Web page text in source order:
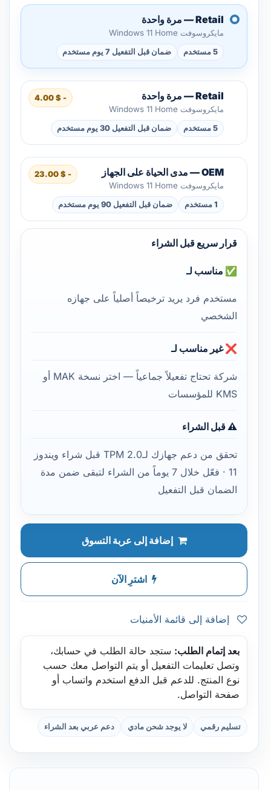
Retail — مرة واحدة
مايكروسوفت Windows 11 Home
5 مستخدم ضمان قبل التفعيل 7 يوم مستخدم
Retail — مرة واحدة
مايكروسوفت Windows 11 Home
- $ 4.00
5 مستخدم ضمان قبل التفعيل 30 يوم مستخدم
OEM — مدى الحياة على الجهاز
مايكروسوفت Windows 11 Home
- $ 23.00
1 مستخدم ضمان قبل التفعيل 90 يوم مستخدم
قرار سريع قبل الشراء
✅ مناسب لـ
مستخدم فرد يريد ترخيصاً أصلياً على جهازه
الشخصي
❌ غير مناسب لـ
شركة تحتاج تفعيلاً جماعياً — اختر نسخة MAK أو
KMS للمؤسسات
⚠️ قبل الشراء
تحقق من دعم جهازك لـTPM 2.0 قبل شراء ويندوز
11 · فعّل خلال 7 يوماً من الشراء لتبقى ضمن مدة
الضمان قبل التفعيل
إضافة إلى عربة التسوق
اشترِ الآن
بعد إتمام الطلب: ستجد حالة الطلب في حسابك،
وتصل تعليمات التفعيل أو يتم التواصل معك حسب
نوع المنتج. للدعم قبل الدفع استخدم واتساب أو
صفحة التواصل.
تسليم رقمي لا يوجد شحن مادي دعم عربي بعد الشراء